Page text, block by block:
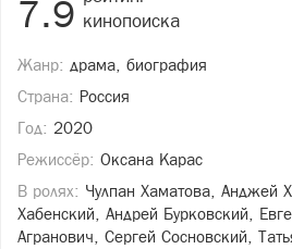
7.9 кинопоиска
Жанр: драма, биография
Страна: Россия
Год: 2020
Режиссёр: Оксана Карас
В ролях: Чулпан Хаматова, Анджей
Хабенский, Андрей Бурковский,
Агранович, Сергей Сосновский,